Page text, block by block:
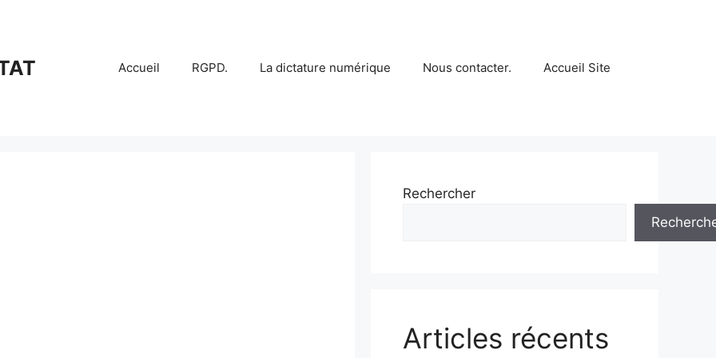
Accueil RGPD. La dictature numérique Nous contacter. Accueil Site
Rechercher
Articles récents